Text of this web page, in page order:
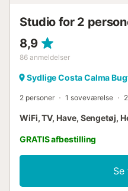
Studio for 2
8,9
86 anmeldelser
Sydlige Costa Calma
2 personer 1 soveværelse
WiFi, TV, Have, Sengetøj,
GRATIS afbestilling
Se